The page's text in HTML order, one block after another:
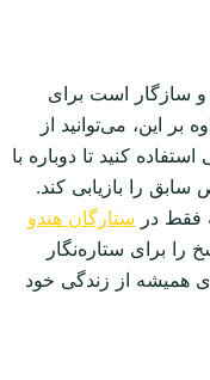
سازگار است برای
بر این، می‌توانید از
کنید تا دوباره با
را بازیابی کند.
فقط در ستارگان هندو
را برای ستاره‌نگار
همیشه از زندگی خود